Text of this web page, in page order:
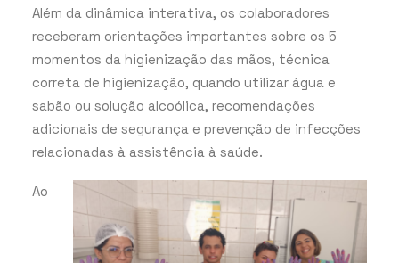
Além da dinâmica interativa, os colaboradores
receberam orientações importantes sobre os 5
momentos da higienização das mãos, técnica
correta de higienização, quando utilizar água e
sabão ou solução alcoólica, recomendações
adicionais de segurança e prevenção de infecções
relacionadas à assistência à saúde.
Ao